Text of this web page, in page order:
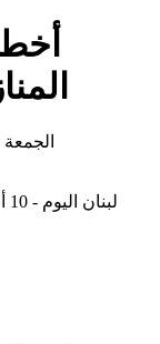
09:52 2026 الجمعة ,09 كانون الثاني /